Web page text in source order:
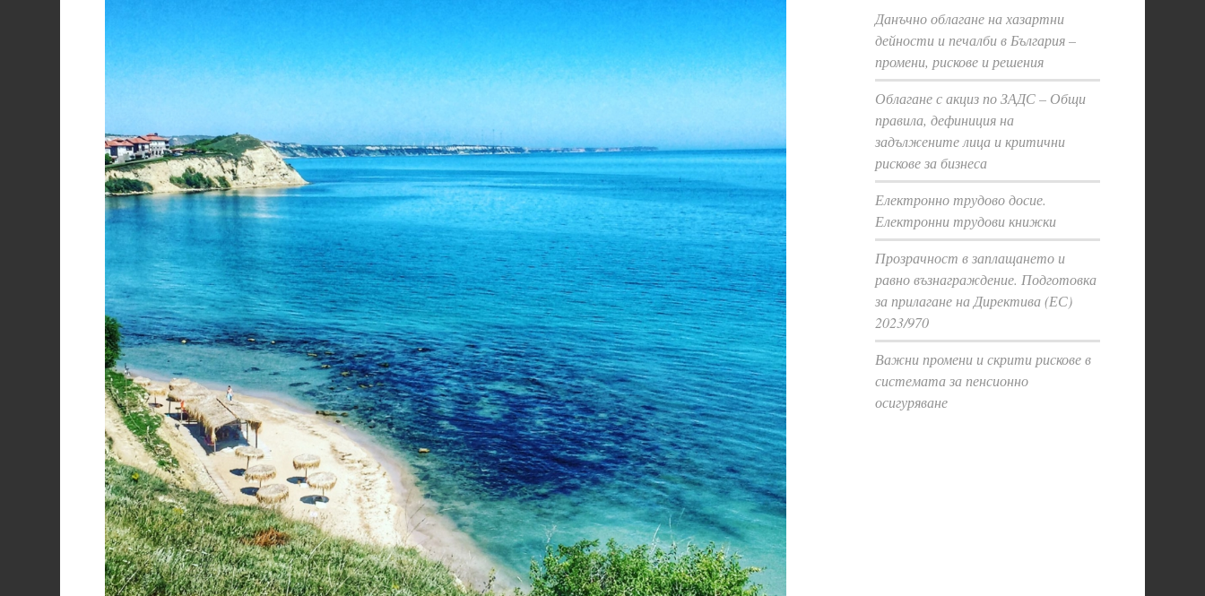
Данъчно облагане на хазартни
дейности и печалби в България –
промени, рискове и решения
Облагане с акциз по ЗАДС – Общи
правила, дефиниция на
задължените лица и критични
рискове за бизнеса
Електронно трудово досие.
Електронни трудови книжки
Прозрачност в заплащането и
равно възнаграждение. Подготовка
за прилагане на Директива (ЕС)
2023/970
Важни промени и скрити рискове в
системата за пенсионно
осигуряване